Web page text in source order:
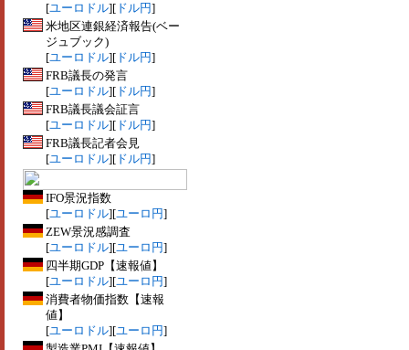
[ユーロドル][ ドル円]
米地区連銀経済報告(ベー
ジュブック)
[ユーロドル][ ドル円]
FRB議長の発言
[ユーロドル][ ドル円]
FRB議長議会証言
[ユーロドル][ ドル円]
FRB議長記者会見
[ユーロドル][ ドル円]
IFO景況指数
[ユーロドル][ユーロ円]
ZEW景況感調査
[ユーロドル][ユーロ円]
四半期GDP【速報値】
[ユーロドル][ユーロ円]
消費者物価指数【速報
値】
[ユーロドル][ユーロ円]